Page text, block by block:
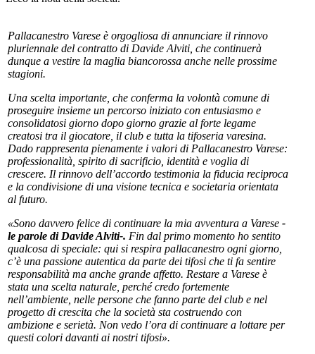
Pallacanestro Varese è orgogliosa di annunciare il rinnovo
pluriennale del contratto di Davide Alviti, che continuerà
dunque a vestire la maglia biancorossa anche nelle prossime
stagioni.
Una scelta importante, che conferma la volontà comune di
proseguire insieme un percorso iniziato con entusiasmo e
consolidatosi giorno dopo giorno grazie al forte legame
creatosi tra il giocatore, il club e tutta la tifoseria varesina.
Dado rappresenta pienamente i valori di Pallacanestro Varese:
professionalità, spirito di sacrificio, identità e voglia di
crescere. Il rinnovo dell’accordo testimonia la fiducia reciproca
e la condivisione di una visione tecnica e societaria orientata
al futuro.
«Sono davvero felice di continuare la mia avventura a Varese -
le parole di Davide Alviti-. Fin dal primo momento ho sentito
qualcosa di speciale: qui si respira pallacanestro ogni giorno,
c’è una passione autentica da parte dei tifosi che ti fa sentire
responsabilità ma anche grande affetto. Restare a Varese è
stata una scelta naturale, perché credo fortemente
nell’ambiente, nelle persone che fanno parte del club e nel
progetto di crescita che la società sta costruendo con
ambizione e serietà. Non vedo l’ora di continuare a lottare per
questi colori davanti ai nostri tifosi».